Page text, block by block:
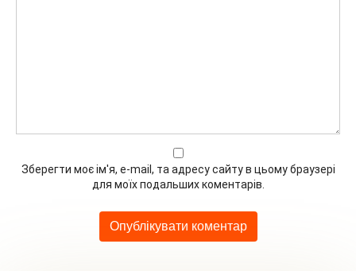
Зберегти моє ім'я, e-mail, та адресу сайту в цьому браузері
для моїх подальших коментарів.